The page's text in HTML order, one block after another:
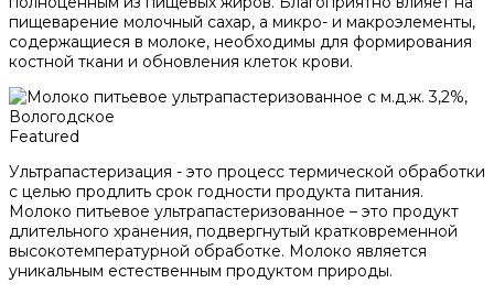
пищеварение молочный сахар, а микро- и макроэлементы,
содержащиеся в молоке, необходимы для формирования
костной ткани и обновления клеток крови.
Featured
Ультрапастеризация - это процесс термической обработки
с целью продлить срок годности продукта питания.
Молоко питьевое ультрапастеризованное – это продукт
длительного хранения, подвергнутый кратковременной
высокотемпературной обработке. Молоко является
уникальным естественным продуктом природы.